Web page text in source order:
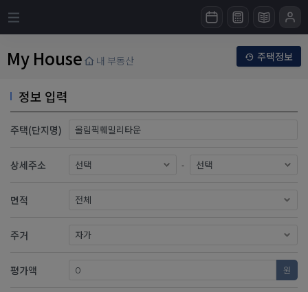
My House 내 부동산 주택정보
정보 입력
주택(단지명)
상세주소 -
면적
주거
평가액 원